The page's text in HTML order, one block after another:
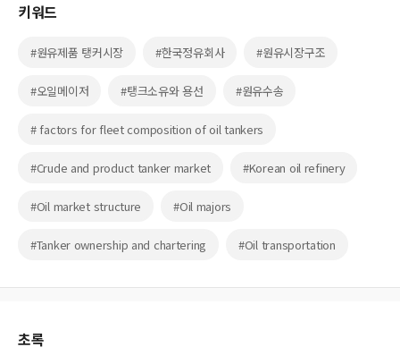
키워드
#원유제품 탱커시장 #한국정유회사 #원유시장구조
#오일메이저 #탱크소유와 용선 #원유수송
# factors for fleet composition of oil tankers
#Crude and product tanker market #Korean oil refinery
#Oil market structure #Oil majors
#Tanker ownership and chartering #Oil transportation
초록